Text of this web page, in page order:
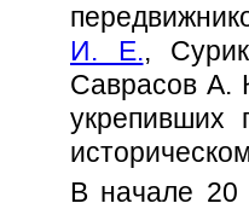
И. Е.,
Саврасов А.
укрепивших
В начале 20